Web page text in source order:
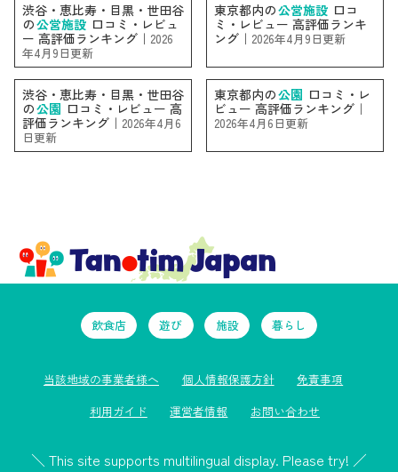
渋谷・恵比寿・目黒・世田谷
の公営施設 口コミ・レビュ
ー 高評価ランキング｜ 2026
年4月9日更新
東京都内の公営施設 口コ
ミ・レビュー 高評価ランキ
ング｜ 2026年4月9日更新
渋谷・恵比寿・目黒・世田谷
の公園 口コミ・レビュー 高
評価ランキング｜ 2026年4月6
日更新
東京都内の公園 口コミ・レ
ビュー 高評価ランキング｜
2026年4月6日更新
飲食店 遊び 施設 暮らし
当該地域の事業者様へ 個人情報保護方針
免責事項
利用ガイド
運営者情報 お問い合わせ
＼ This site supports multilingual display. Please try! ／